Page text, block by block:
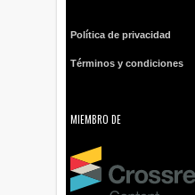
Política de privacidad
Términos y condiciones
MIEMBRO DE